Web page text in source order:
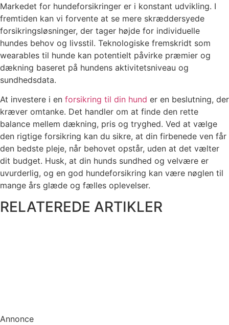
Markedet for hundeforsikringer er i konstant udvikling. I
fremtiden kan vi forvente at se mere skræddersyede
forsikringsløsninger, der tager højde for individuelle
hundes behov og livsstil. Teknologiske fremskridt som
wearables til hunde kan potentielt påvirke præmier og
dækning baseret på hundens aktivitetsniveau og
sundhedsdata.
At investere i en forsikring til din hund er en beslutning, der
kræver omtanke. Det handler om at finde den rette
balance mellem dækning, pris og tryghed. Ved at vælge
den rigtige forsikring kan du sikre, at din firbenede ven får
den bedste pleje, når behovet opstår, uden at det vælter
dit budget. Husk, at din hunds sundhed og velvære er
uvurderlig, og en god hundeforsikring kan være nøglen til
mange års glæde og fælles oplevelser.
RELATEREDE ARTIKLER
Annonce